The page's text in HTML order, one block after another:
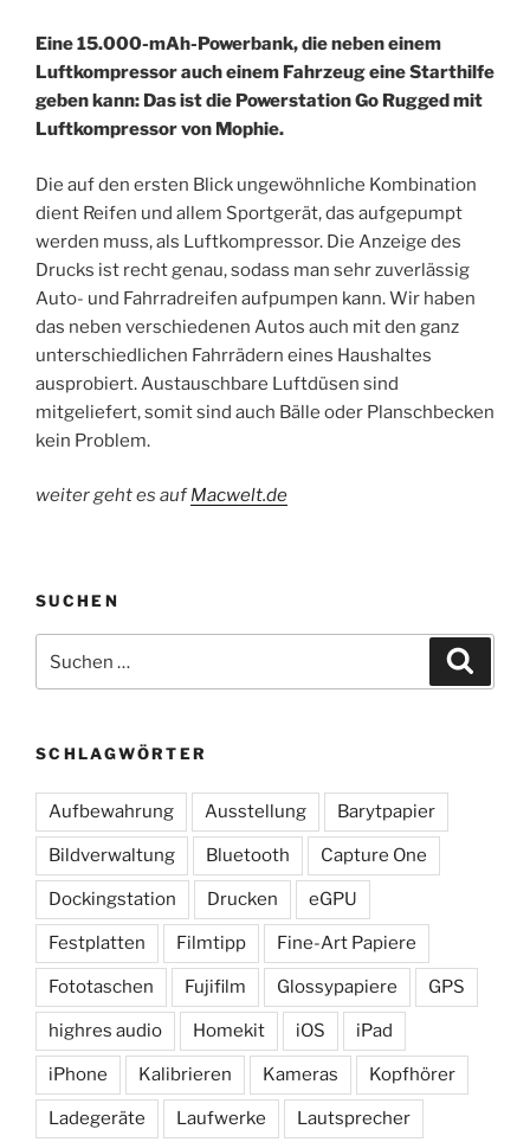
Eine 15.000-mAh-Powerbank, die neben einem
Luftkompressor auch einem Fahrzeug eine Starthilfe
geben kann: Das ist die Powerstation Go Rugged mit
Luftkompressor von Mophie.
Die auf den ersten Blick ungewöhnliche Kombination
dient Reifen und allem Sportgerät, das aufgepumpt
werden muss, als Luftkompressor. Die Anzeige des
Drucks ist recht genau, sodass man sehr zuverlässig
Auto- und Fahrradreifen aufpumpen kann. Wir haben
das neben verschiedenen Autos auch mit den ganz
unterschiedlichen Fahrrädern eines Haushaltes
ausprobiert. Austauschbare Luftdüsen sind
mitgeliefert, somit sind auch Bälle oder Planschbecken
kein Problem.
weiter geht es aufMacwelt.de
SUCHEN
nach:
SCHLAGWÖRTER
Aufbewahrung Ausstellung Barytpapier
Bildverwaltung Bluetooth Capture One
Dockingstation Drucken eGPU
Festplatten Filmtipp Fine-Art Papiere
Fototaschen Fujifilm Glossypapiere GPS
highres audio Homekit iOS iPad
iPhone Kalibrieren Kameras Kopfhörer
Ladegeräte Laufwerke Lautsprecher